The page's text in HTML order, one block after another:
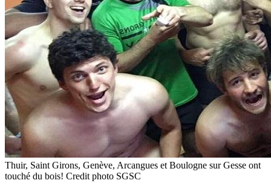
Thuir, Saint Girons, Genève, Arcangues et Boulogne sur Gesse ont
touché du bois! Credit photo SGSC